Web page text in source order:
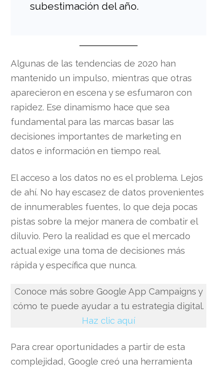
subestimación del año.
Algunas de las tendencias de 2020 han
mantenido un impulso, mientras que otras
aparecieron en escena y se esfumaron con
rapidez. Ese dinamismo hace que sea
fundamental para las marcas basar las
decisiones importantes de marketing en
datos e información en tiempo real.
El acceso a los datos no es el problema. Lejos
de ahí. No hay escasez de datos provenientes
de innumerables fuentes, lo que deja pocas
pistas sobre la mejor manera de combatir el
diluvio. Pero la realidad es que el mercado
actual exige una toma de decisiones más
rápida y específica que nunca.
Conoce más sobre Google App Campaigns y
cómo te puede ayudar a tu estrategia digital.
Haz clic aquí
Para crear oportunidades a partir de esta
complejidad, Google creó una herramienta